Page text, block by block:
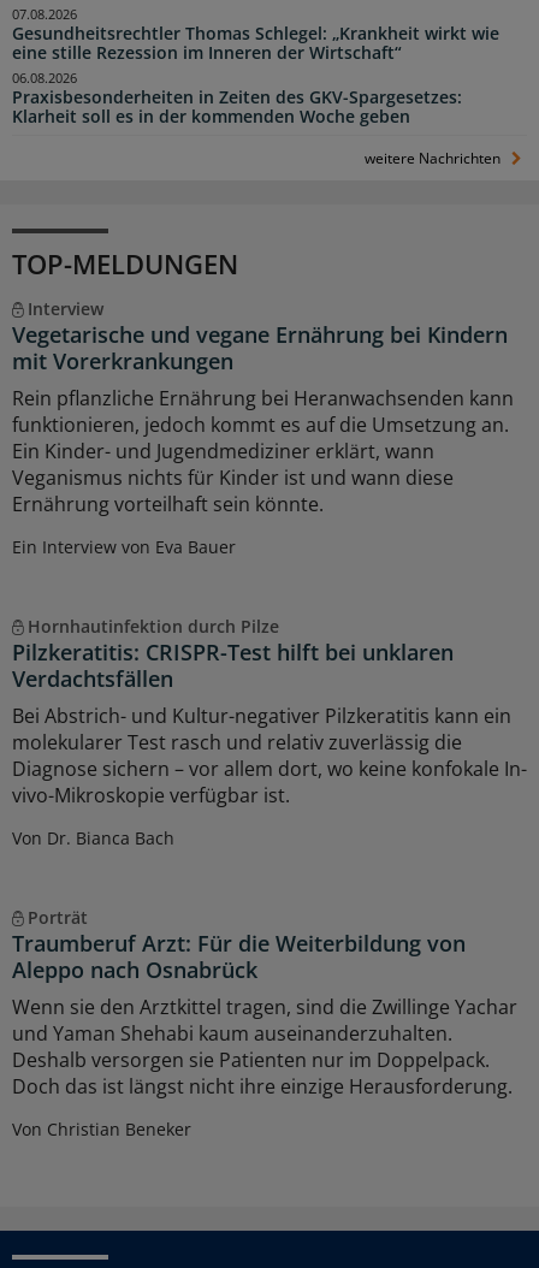
Gesundheitsrechtler Thomas Schlegel: „Krankheit wirkt wie
eine stille Rezession im Inneren der Wirtschaft“
07.08.2026
Praxisbesonderheiten in Zeiten des GKV-Spargesetzes:
Klarheit soll es in der kommenden Woche geben
06.08.2026
weitere Nachrichten
TOP-MELDUNGEN
Interview
Vegetarische und vegane Ernährung bei Kindern
mit Vorerkrankungen
Rein pflanzliche Ernährung bei Heranwachsenden kann
funktionieren, jedoch kommt es auf die Umsetzung an.
Ein Kinder- und Jugendmediziner erklärt, wann
Veganismus nichts für Kinder ist und wann diese
Ernährung vorteilhaft sein könnte.
Ein Interview von Eva Bauer
Hornhautinfektion durch Pilze
Pilzkeratitis: CRISPR-Test hilft bei unklaren
Verdachtsfällen
Bei Abstrich- und Kultur-negativer Pilzkeratitis kann ein
molekularer Test rasch und relativ zuverlässig die
Diagnose sichern – vor allem dort, wo keine konfokale In-
vivo-Mikroskopie verfügbar ist.
Von Dr. Bianca Bach
Porträt
Traumberuf Arzt: Für die Weiterbildung von
Aleppo nach Osnabrück
Wenn sie den Arztkittel tragen, sind die Zwillinge Yachar
und Yaman Shehabi kaum auseinanderzuhalten.
Deshalb versorgen sie Patienten nur im Doppelpack.
Doch das ist längst nicht ihre einzige Herausforderung.
Von Christian Beneker